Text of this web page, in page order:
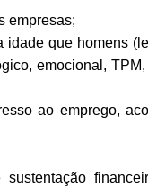
empresas;
que homens
emocional,
ao emprego,